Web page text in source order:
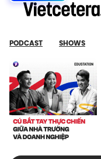
PODCAST SHOWS